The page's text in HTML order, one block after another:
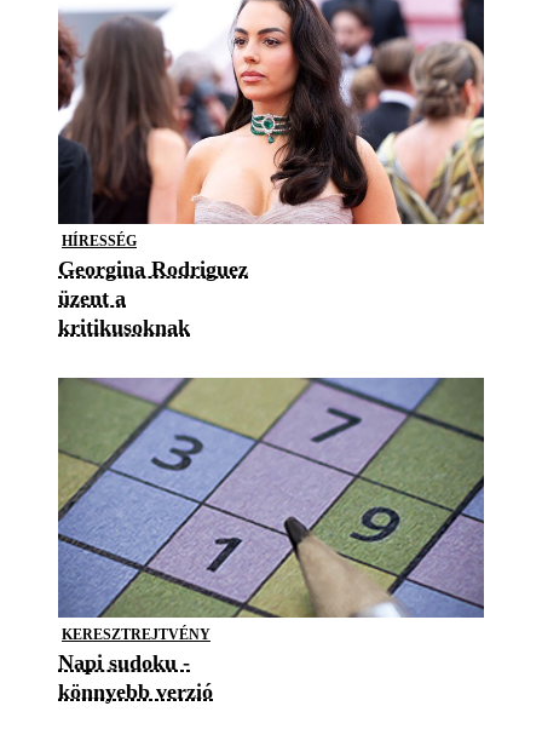
HÍRESSÉG
Georgina Rodriguez
üzent a
kritikusoknak
KERESZTREJTVÉNY
Napi sudoku -
könnyebb verzió